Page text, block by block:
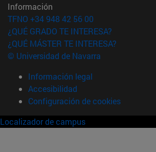
Información
TFNO +34 948 42 56 00
¿QUÉ GRADO TE INTERESA?
¿QUÉ MÁSTER TE INTERESA?
© Universidad de Navarra
Información legal
Accesibilidad
Configuración de cookies
Localizador de campus